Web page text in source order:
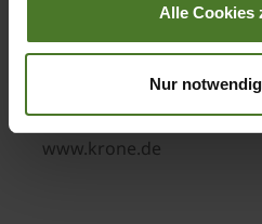
Alle Cookies
Nur
Markus Steinwendner
Head of Marketing
+49 5977 935 188 20
www.krone.de